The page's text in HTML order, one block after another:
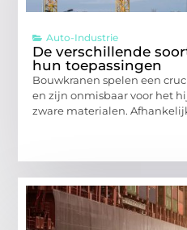
Auto-Industrie
De verschillende
hun toepassingen
Bouwkranen spelen een
en zijn onmisbaar voor het
zware materialen.